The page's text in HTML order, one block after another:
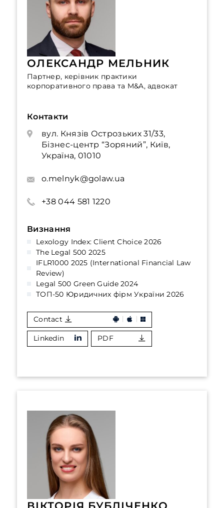
ОЛЕКСАНДР МЕЛЬНИК
Партнер, керівник практики
корпоративного права та M&A, адвокат
Контакти
вул. Князів Острозьких 31/33,
Бізнес-центр “Зоряний”, Київ,
Україна, 01010
o.melnyk@golaw.ua
+38 044 581 1220
Визнання
Lexology Index: Client Choice 2026
The Legal 500 2025
IFLR1000 2025 (International Financial Law
Review)
Legal 500 Green Guide 2024
ТОП-50 Юридичних фірм України 2026
Contact
Linkedin PDF